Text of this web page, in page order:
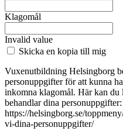
Klagomål
Invalid value
Skicka en kopia till mig
Vuxenutbildning Helsingborg
personuppgifter för att kunna
inkomna klagomål. Här kan du
behandlar dina personuppgifter:
https://helsingborg.se/
vi-dina-personuppgifter/